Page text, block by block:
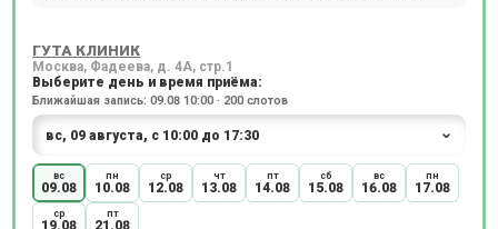
ГУТА КЛИНИК
Москва, Фадеева, д. 4А, стр.1
Выберите день и время приёма:
Ближайшая запись: 09.08 10:00 · 200 слотов
вс
09.08
пн
10.08
ср
12.08
чт
13.08
пт
14.08
сб
15.08
вс
16.08
пн
17.08
ср
19.08
пт
21.08